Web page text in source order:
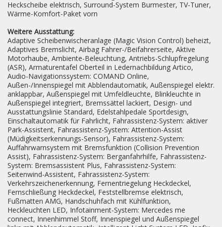
Heckscheibe elektrisch, Surround-System Burmester, TV-Tuner,
Wärme-Komfort-Paket vorn
Weitere Ausstattung:
Adaptive Scheibenwischeranlage (Magic Vision Control) beheizt,
Adaptives Bremslicht, Airbag Fahrer-/Beifahrerseite, Aktive
Motorhaube, Ambiente-Beleuchtung, Antriebs-Schlupfregelung
(ASR), Armaturentafel Oberteil in Ledernachbildung Artico,
Audio-Navigationssystem: COMAND Online,
Außen-/Innenspiegel mit Abblendautomatik, Außenspiegel elektr.
anklappbar, Außenspiegel mit Umfeldleuchte, Blinkleuchte in
Außenspiegel integriert, Bremssättel lackiert, Design- und
Ausstattungslinie Standard, Edelstahlpedale Sportdesign,
Einschaltautomatik für Fahrlicht, Fahrassistenz-System: aktiver
Park-Assistent, Fahrassistenz-System: Attention-Assist
(Müdigkeitserkennungs-Sensor), Fahrassistenz-System:
Auffahrwarnsystem mit Bremsfunktion (Collision Prevention
Assist), Fahrassistenz-System: Berganfahrhilfe, Fahrassistenz-
System: Bremsassistent Plus, Fahrassistenz-System:
Seitenwind-Assistent, Fahrassistenz-System:
Verkehrszeichenerkennung, Fernentriegelung Heckdeckel,
Fernschließung Heckdeckel, Feststellbremse elektrisch,
Fußmatten AMG, Handschuhfach mit Kühlfunktion,
Heckleuchten LED, Infotainment-System: Mercedes me
connect, Innenhimmel Stoff, Innenspiegel und Außenspiegel